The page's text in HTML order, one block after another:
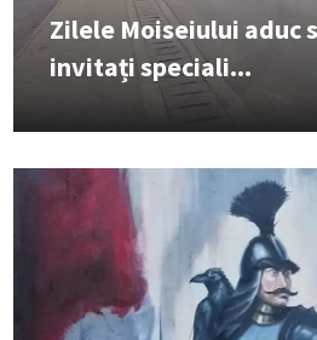
Zilele Moiseiului aduc
invitați speciali...